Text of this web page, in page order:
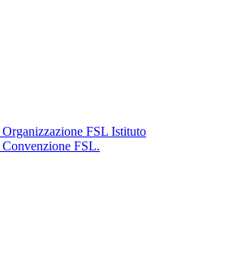
Organizzazione FSL Istituto
Convenzione FSL.